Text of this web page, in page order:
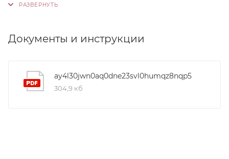
Документы и инструкции
ay4l30jwn0aq0dne23svl0humqz8nqp5
304,9 кб